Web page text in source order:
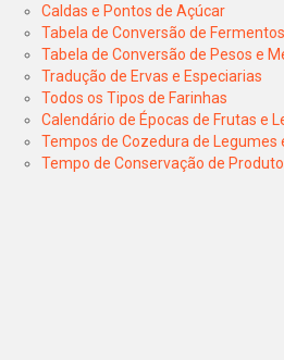
Caldas e Pontos de Açúcar
Tabela de Conversão de Fermentos
Tabela de Conversão de Pesos e
Tradução de Ervas e Especiarias
Todos os Tipos de Farinhas
Calendário de Épocas de Frutas e
Tempos de Cozedura de Legumes
Tempo de Conservação de